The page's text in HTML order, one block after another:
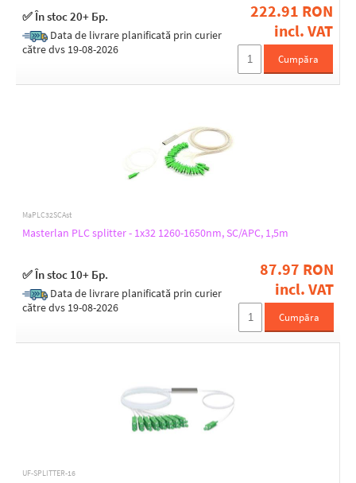
✅ În stoc 20+ Бр.
Data de livrare planificată prin curier
către dvs 19-08-2026
222.91 RON
incl. VAT
Cumpăra
MaPLC32SCAst
Masterlan PLC splitter - 1x32 1260-1650nm, SC/APC, 1,5m
✅ În stoc 10+ Бр.
Data de livrare planificată prin curier
către dvs 19-08-2026
87.97 RON
incl. VAT
Cumpăra
UF-SPLITTER-16